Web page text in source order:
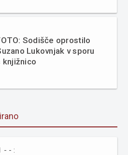
Sodišče oprostilo
Lukovnjak v sporu
knjižnico
- - :